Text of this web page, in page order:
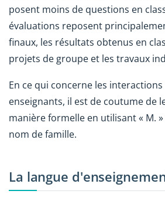
posent moins de questions en
évaluations reposent
finaux, les résultats obtenus en
projets de groupe et les travaux
En ce qui concerne les interactions
enseignants, il est de coutume de
manière formelle en utilisant « M.
nom de famille.
La langue